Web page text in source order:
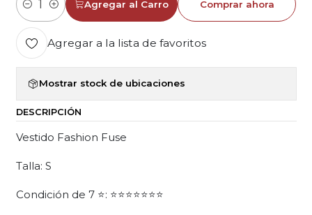
Cantidad
Agregar al Carro Comprar ahora
Agregar a la lista de favoritos
Mostrar stock de ubicaciones
DESCRIPCIÓN
Vestido Fashion Fuse
Talla: S
Condición de 7 ⭐: ⭐⭐⭐⭐⭐⭐⭐